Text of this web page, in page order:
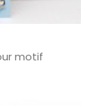
motif